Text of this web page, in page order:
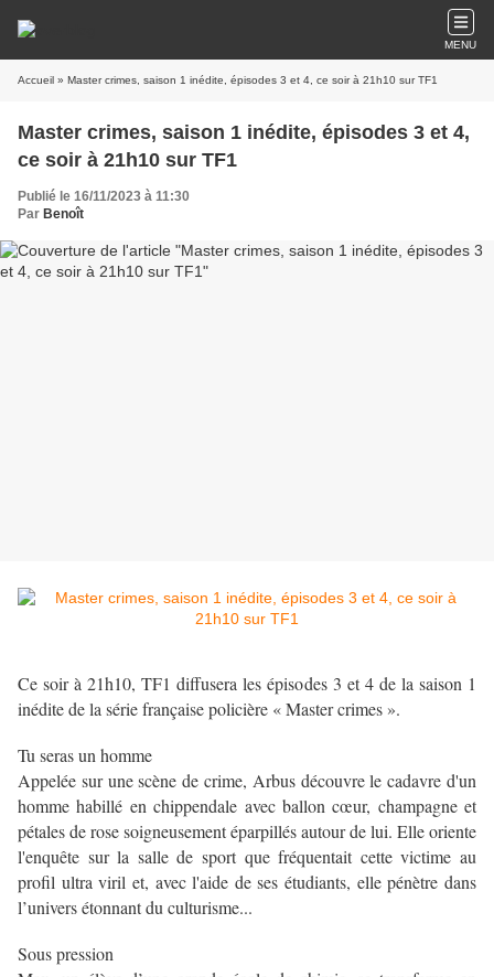
MENU
Accueil » Master crimes, saison 1 inédite, épisodes 3 et 4, ce soir à 21h10 sur TF1
Master crimes, saison 1 inédite, épisodes 3 et 4,
ce soir à 21h10 sur TF1
Publié le 16/11/2023 à 11:30
Par Benoît
Ce soir à 21h10, TF1 diffusera les épisodes 3 et 4 de la saison 1
inédite de la série française policière « Master crimes ».
Tu seras un homme
Appelée sur une scène de crime, Arbus découvre le cadavre d'un
homme habillé en chippendale avec ballon cœur, champagne et
pétales de rose soigneusement éparpillés autour de lui. Elle oriente
l'enquête sur la salle de sport que fréquentait cette victime au
profil ultra viril et, avec l'aide de ses étudiants, elle pénètre dans
l’univers étonnant du culturisme...
Sous pression